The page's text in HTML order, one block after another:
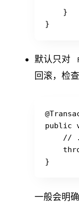
    }
默认只对
回滚，检
public
//
一般会明